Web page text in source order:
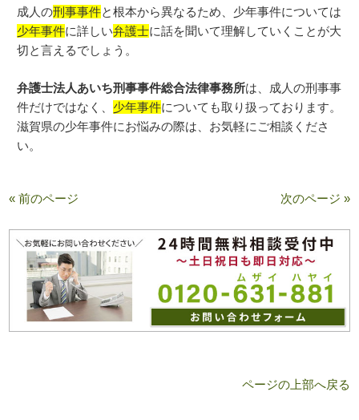
成人の刑事事件と根本から異なるため、少年事件については
少年事件に詳しい弁護士に話を聞いて理解していくことが大
切と言えるでしょう。
弁護士法人あいち刑事事件総合法律事務所は、成人の刑事事
件だけではなく、 少年事件についても取り扱っております。
滋賀県の少年事件にお悩みの際は、お気軽にご相談くださ
い。
« 前のページ 次のページ »
ページの上部へ戻る